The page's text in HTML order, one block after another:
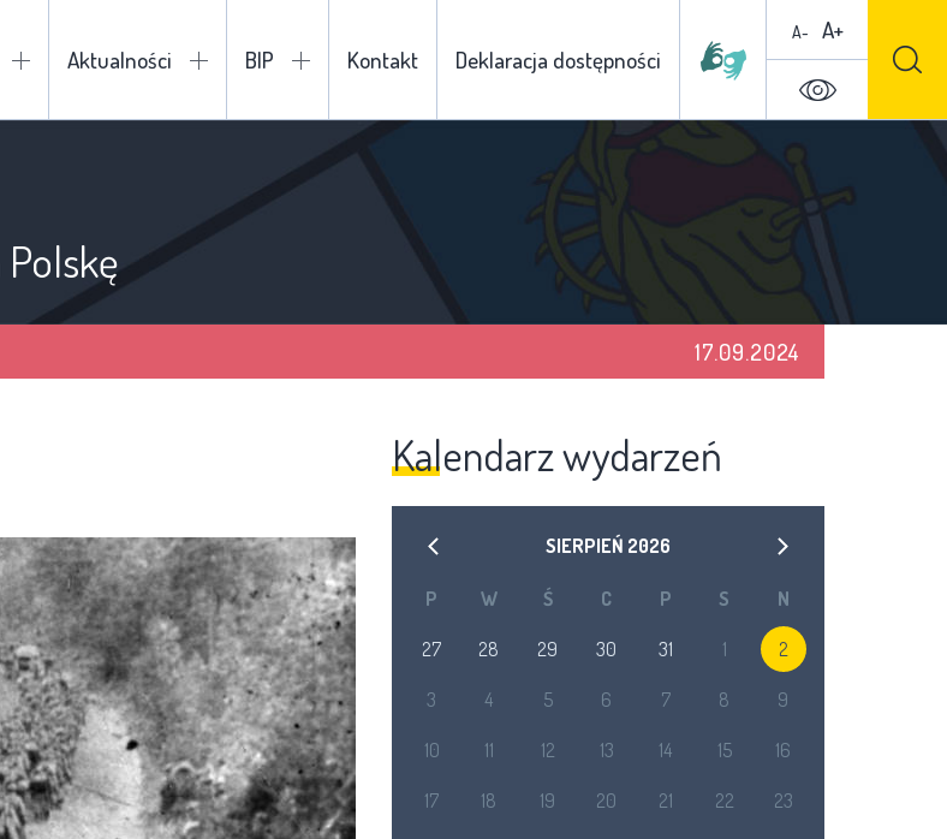
Aktualności BIP Kontakt Deklaracja dostępności
A- A+
17.09.2024
Kalendarz wydarzeń
SIERPIEŃ 2026
P W Ś C P S N
27 28 29 30 31 1 2
3 4 5 6 7 8 9
10 11 12 13 14 15 16
17 18 19 20 21 22 23